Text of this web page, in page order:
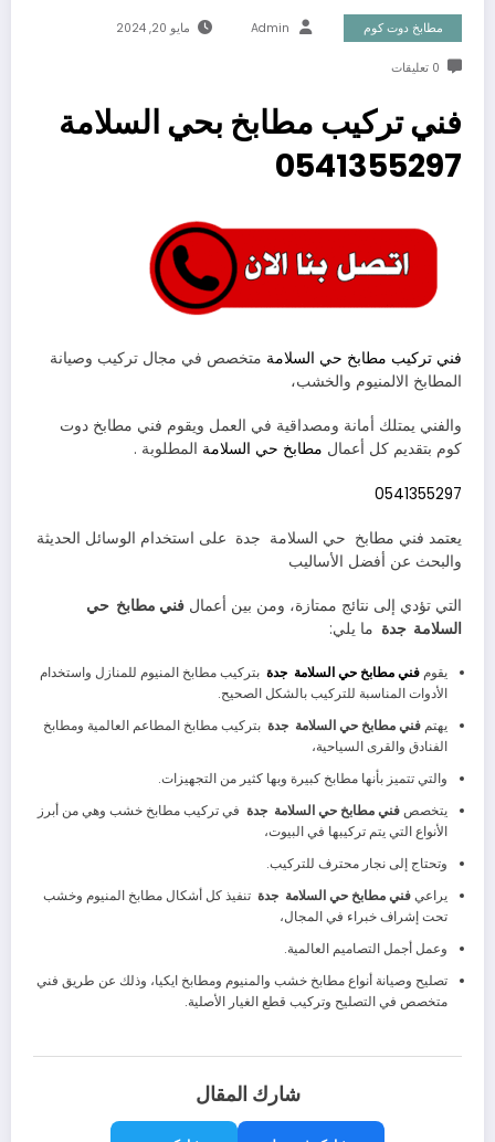
مطابخ دوت كوم Admin مايو 20, 2024
0 تعليقات
فني تركيب مطابخ بحي السلامة
0541355297
فني تركيب مطابخ حي السلامة متخصص في مجال تركيب وصيانة
المطابخ الالمنيوم والخشب،
والفني يمتلك أمانة ومصداقية في العمل ويقوم فني مطابخ دوت
كوم بتقديم كل أعمال مطابخ حي السلامة المطلوبة .
0541355297
يعتمد فني مطابخ حي السلامة جدة على استخدام الوسائل الحديثة
والبحث عن أفضل الأساليب
التي تؤدي إلى نتائج ممتازة، ومن بين أعمال فني مطابخ حي
السلامة جدة ما يلي:
يقومفني مطابخ حي السلامة جدة بتركيب مطابخ المنيوم للمنازل واستخدام
الأدوات المناسبة للتركيب بالشكل الصحيح.
يهتمفني مطابخ حي السلامة جدة بتركيب مطابخ المطاعم العالمية ومطابخ
الفنادق والقرى السياحية،
والتي تتميز بأنها مطابخ كبيرة وبها كثير من التجهيزات.
يتخصصفني مطابخ حي السلامة جدة في تركيب مطابخ خشب وهي من أبرز
الأنواع التي يتم تركيبها في البيوت،
وتحتاج إلى نجار محترف للتركيب.
يراعيفني مطابخ حي السلامة جدة تنفيذ كل أشكال مطابخ المنيوم وخشب
تحت إشراف خبراء في المجال،
وعمل أجمل التصاميم العالمية.
تصليح وصيانة أنواع مطابخ خشب والمنيوم ومطابخ ايكيا، وذلك عن طريق فني
متخصص في التصليح وتركيب قطع الغيار الأصلية.
شارك المقال